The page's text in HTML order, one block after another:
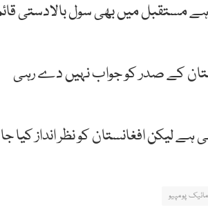
مستقبل میں بھی سول بالادستی
کے صدر کو جواب نہیں دے رہی
لیکن افغانستان کو نظر انداز کیا جا
مائیک پومپیو